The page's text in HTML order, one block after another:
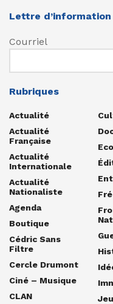
Lettre d’information
Courriel
Rubriques
Actualité
Actualité
Française
Actualité
Internationale
Actualité
Nationaliste
Agenda
Boutique
Cédric Sans
Filtre
Cercle Drumont
Ciné – Musique
CLAN